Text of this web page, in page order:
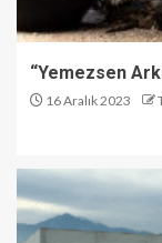
“Yemezsen
16 Aralık 2023